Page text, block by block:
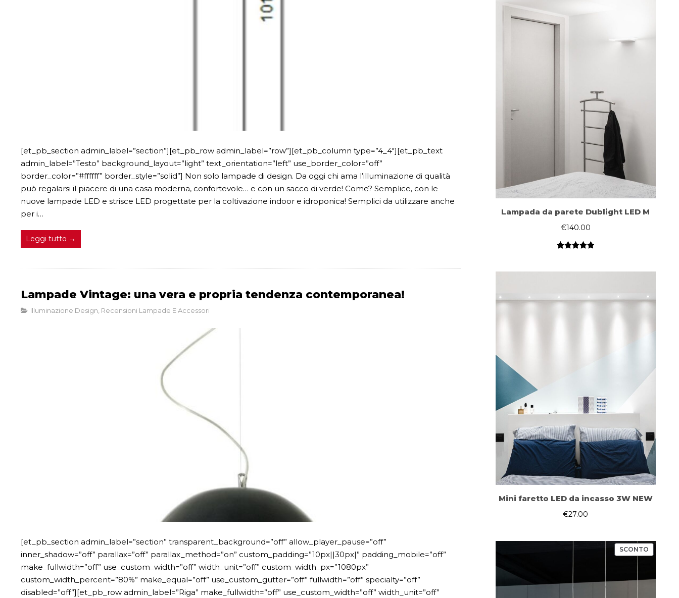
[et_pb_section admin_label=”section”][et_pb_row admin_label=”row”][et_pb_column type=”4_4″][et_pb_text
admin_label=”Testo” background_layout=”light” text_orientation=”left” use_border_color=”off”
border_color=”#ffffff” border_style=”solid”] Non solo lampade di design. Da oggi chi ama l’illuminazione di qualità
può regalarsi il piacere di una casa moderna, confortevole… e con un sacco di verde! Come? Semplice, con le
nuove lampade LED e strisce LED progettate per la coltivazione indoor e idroponica! Semplici da utilizzare anche
per i…
Leggi tutto →
Lampade Vintage: una vera e propria tendenza contemporanea!
Illuminazione Design, Recensioni Lampade E Accessori
[et_pb_section admin_label=”section” transparent_background=”off” allow_player_pause=”off”
inner_shadow=”off” parallax=”off” parallax_method=”on” custom_padding=”10px||30px|” padding_mobile=”off”
make_fullwidth=”off” use_custom_width=”off” width_unit=”off” custom_width_px=”1080px”
custom_width_percent=”80%” make_equal=”off” use_custom_gutter=”off” fullwidth=”off” specialty=”off”
disabled=”off”][et_pb_row admin_label=”Riga” make_fullwidth=”off” use_custom_width=”off” width_unit=”off”
Lampada da parete Dublight LED M
€140.00
recensioni
Mini faretto LED da incasso 3W NEW
€27.00
SCONTO
IN